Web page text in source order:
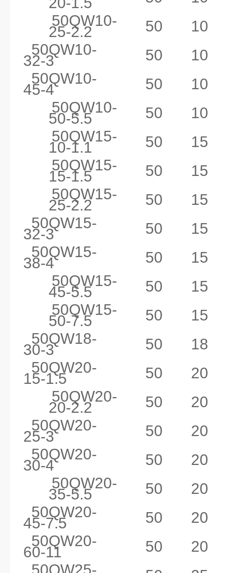
50QW10-
25-2.2 50
10
50QW10-
32-3 50
10
50QW10-
45-4 50
10
50QW10-
50-5.5 50
10
50QW15-
10-1.1 50
15
50QW15-
15-1.5 50
15
50QW15-
25-2.2 50
15
50QW15-
32-3 50
15
50QW15-
38-4 50
15
50QW15-
45-5.5 50
15
50QW15-
50-7.5 50
15
50QW18-
30-3 50
18
50QW20-
15-1.5 50
20
50QW20-
20-2.2 50
20
50QW20-
25-3 50
20
50QW20-
30-4 50
20
50QW20-
35-5.5 50
20
50QW20-
45-7.5 50
20
50QW20-
60-11 50
20
50QW25-